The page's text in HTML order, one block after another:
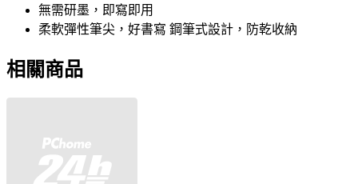
無需研墨，即寫即用
柔軟彈性筆尖，好書寫 鋼筆式設計，防乾收納
相關商品